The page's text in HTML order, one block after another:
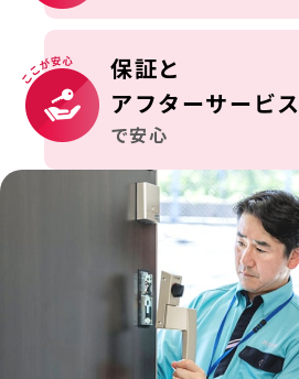
保証と
アフターサービス
で安心